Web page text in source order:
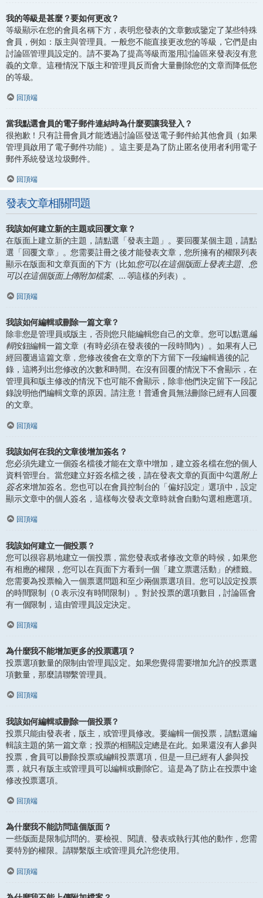
我的等級是甚麼？要如何更改？
等級顯示在您的會員名稱下方，表明您發表的文章數或鑒定了某些特殊
會員，例如：版主與管理員。一般您不能直接更改您的等級，它們是由
討論區管理員設定的。請不要為了提高等級而濫用討論區來發表沒有意
義的文章。這種情況下版主和管理員反而會大量刪除您的文章而降低您
的等級。
回頂端
當我點選會員的電子郵件連結時為什麼要讓我登入？
很抱歉！只有註冊會員才能透過討論區發送電子郵件給其他會員（如果
管理員啟用了電子郵件功能）。這主要是為了防止匿名使用者利用電子
郵件系統發送垃圾郵件。
回頂端
發表文章相關問題
我該如何建立新的主題或回覆文章？
在版面上建立新的主題，請點選「發表主題」。要回覆某個主題，請點
選「回覆文章」。您需要註冊之後才能發表文章，您所擁有的權限列表
顯示在版面和文章頁面的下方（比如您可以在這個版面上發表主題、您
可以在這個版面上傳附加檔案、...等這樣的列表）。
回頂端
我該如何編輯或刪除一篇文章？
除非您是管理員或版主，否則您只能編輯您自己的文章。您可以點選編
輯按鈕編輯一篇文章（有時必須在發表後的一段時間內）。如果有人已
經回覆過這篇文章，您修改後會在文章的下方留下一段編輯過後的記
錄，這將列出您修改的次數和時間。在沒有回覆的情況下不會顯示，在
管理員和版主修改的情況下也可能不會顯示，除非他們決定留下一段記
錄說明他們編輯文章的原因。請注意！普通會員無法刪除已經有人回覆
的文章。
回頂端
我該如何在我的文章後增加簽名？
您必須先建立一個簽名檔後才能在文章中增加，建立簽名檔在您的個人
資料管理台。當您建立好簽名檔之後，請在發表文章的頁面中勾選附上
簽名來增加簽名。您也可以在會員控制台的「偏好設定」選項中，設定
顯示文章中的個人簽名，這樣每次發表文章時就會自動勾選相應選項。
回頂端
我該如何建立一個投票？
您可以很容易地建立一個投票，當您發表或者修改文章的時候，如果您
有相應的權限，您可以在頁面下方看到一個「建立票選活動」的標籤。
您需要為投票輸入一個票選問題和至少兩個票選項目。您可以設定投票
的時間限制（0 表示沒有時間限制）。對於投票的選項數目，討論區會
有一個限制，這由管理員設定決定。
回頂端
為什麼我不能增加更多的投票選項？
投票選項數量的限制由管理員設定。如果您覺得需要增加允許的投票選
項數量，那麼請聯繫管理員。
回頂端
我該如何編輯或刪除一個投票？
投票只能由發表者，版主，或管理員修改。要編輯一個投票，請點選編
輯該主題的第一篇文章；投票的相關設定總是在此。如果還沒有人參與
投票，會員可以刪除投票或編輯投票選項，但是一旦已經有人參與投
票，就只有版主或管理員可以編輯或刪除它。這是為了防止在投票中途
修改投票選項。
回頂端
為什麼我不能訪問這個版面？
一些版面是限制訪問的。要檢視、閱讀、發表或執行其他的動作，您需
要特別的權限。請聯繫版主或管理員允許您使用。
回頂端